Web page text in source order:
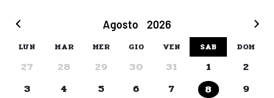
Agosto 2026
LUN MAR MER GIO VEN SAB DOM
27 28 29 30 31 1
2
3
4 5 6 7 8
9